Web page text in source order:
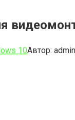
10Автор: admin